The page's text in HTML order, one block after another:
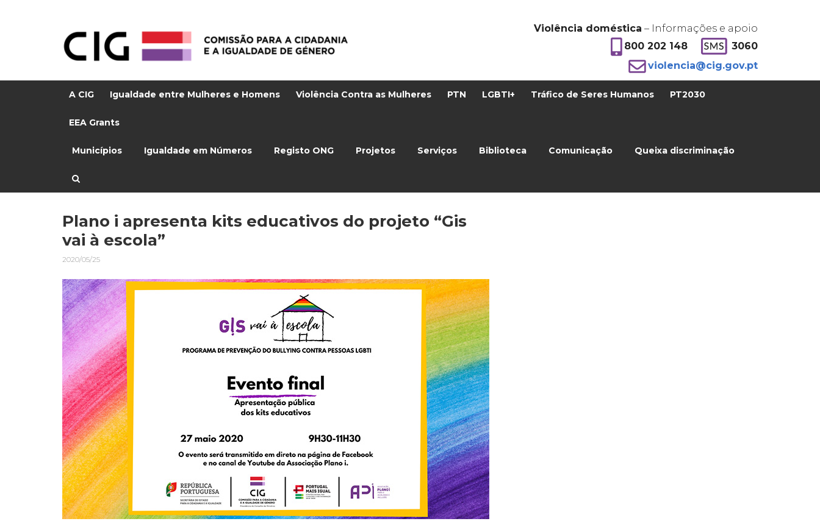
Violência doméstica – Informações e apoio
800 202 148
3060
violencia@cig.gov.pt
A CIG Igualdade entre Mulheres e Homens Violência Contra as Mulheres PTN LGBTI+ Tráfico de Seres Humanos PT2030
EEA Grants
Municípios Igualdade em Números Registo ONG Projetos Serviços Biblioteca Comunicação Queixa discriminação
Plano i apresenta kits educativos do projeto “Gis
vai à escola”
2020/05/25